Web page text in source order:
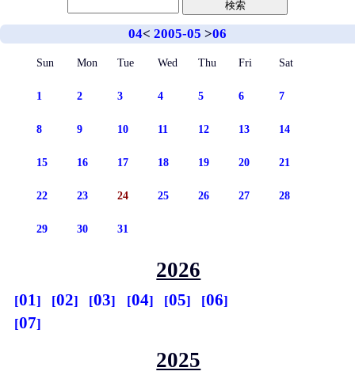
04< 2005-05 >06
Sun Mon Tue Wed Thu Fri Sat
1 2 3 4 5 6 7
8 9 10 11 12 13 14
15 16 17 18 19 20 21
22 23 24 25 26 27 28
29 30 31
2026
01 02 03 04 05
06
07
2025